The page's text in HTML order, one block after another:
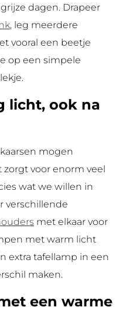
dagen. Drapeer
, leg meerdere
vooral een beetje
op een simpele
licht, ook na
mogen
voor enorm veel
wat we willen in
verschillende
met elkaar voor
met warm licht
extra tafellamp in een
maken.
een warme